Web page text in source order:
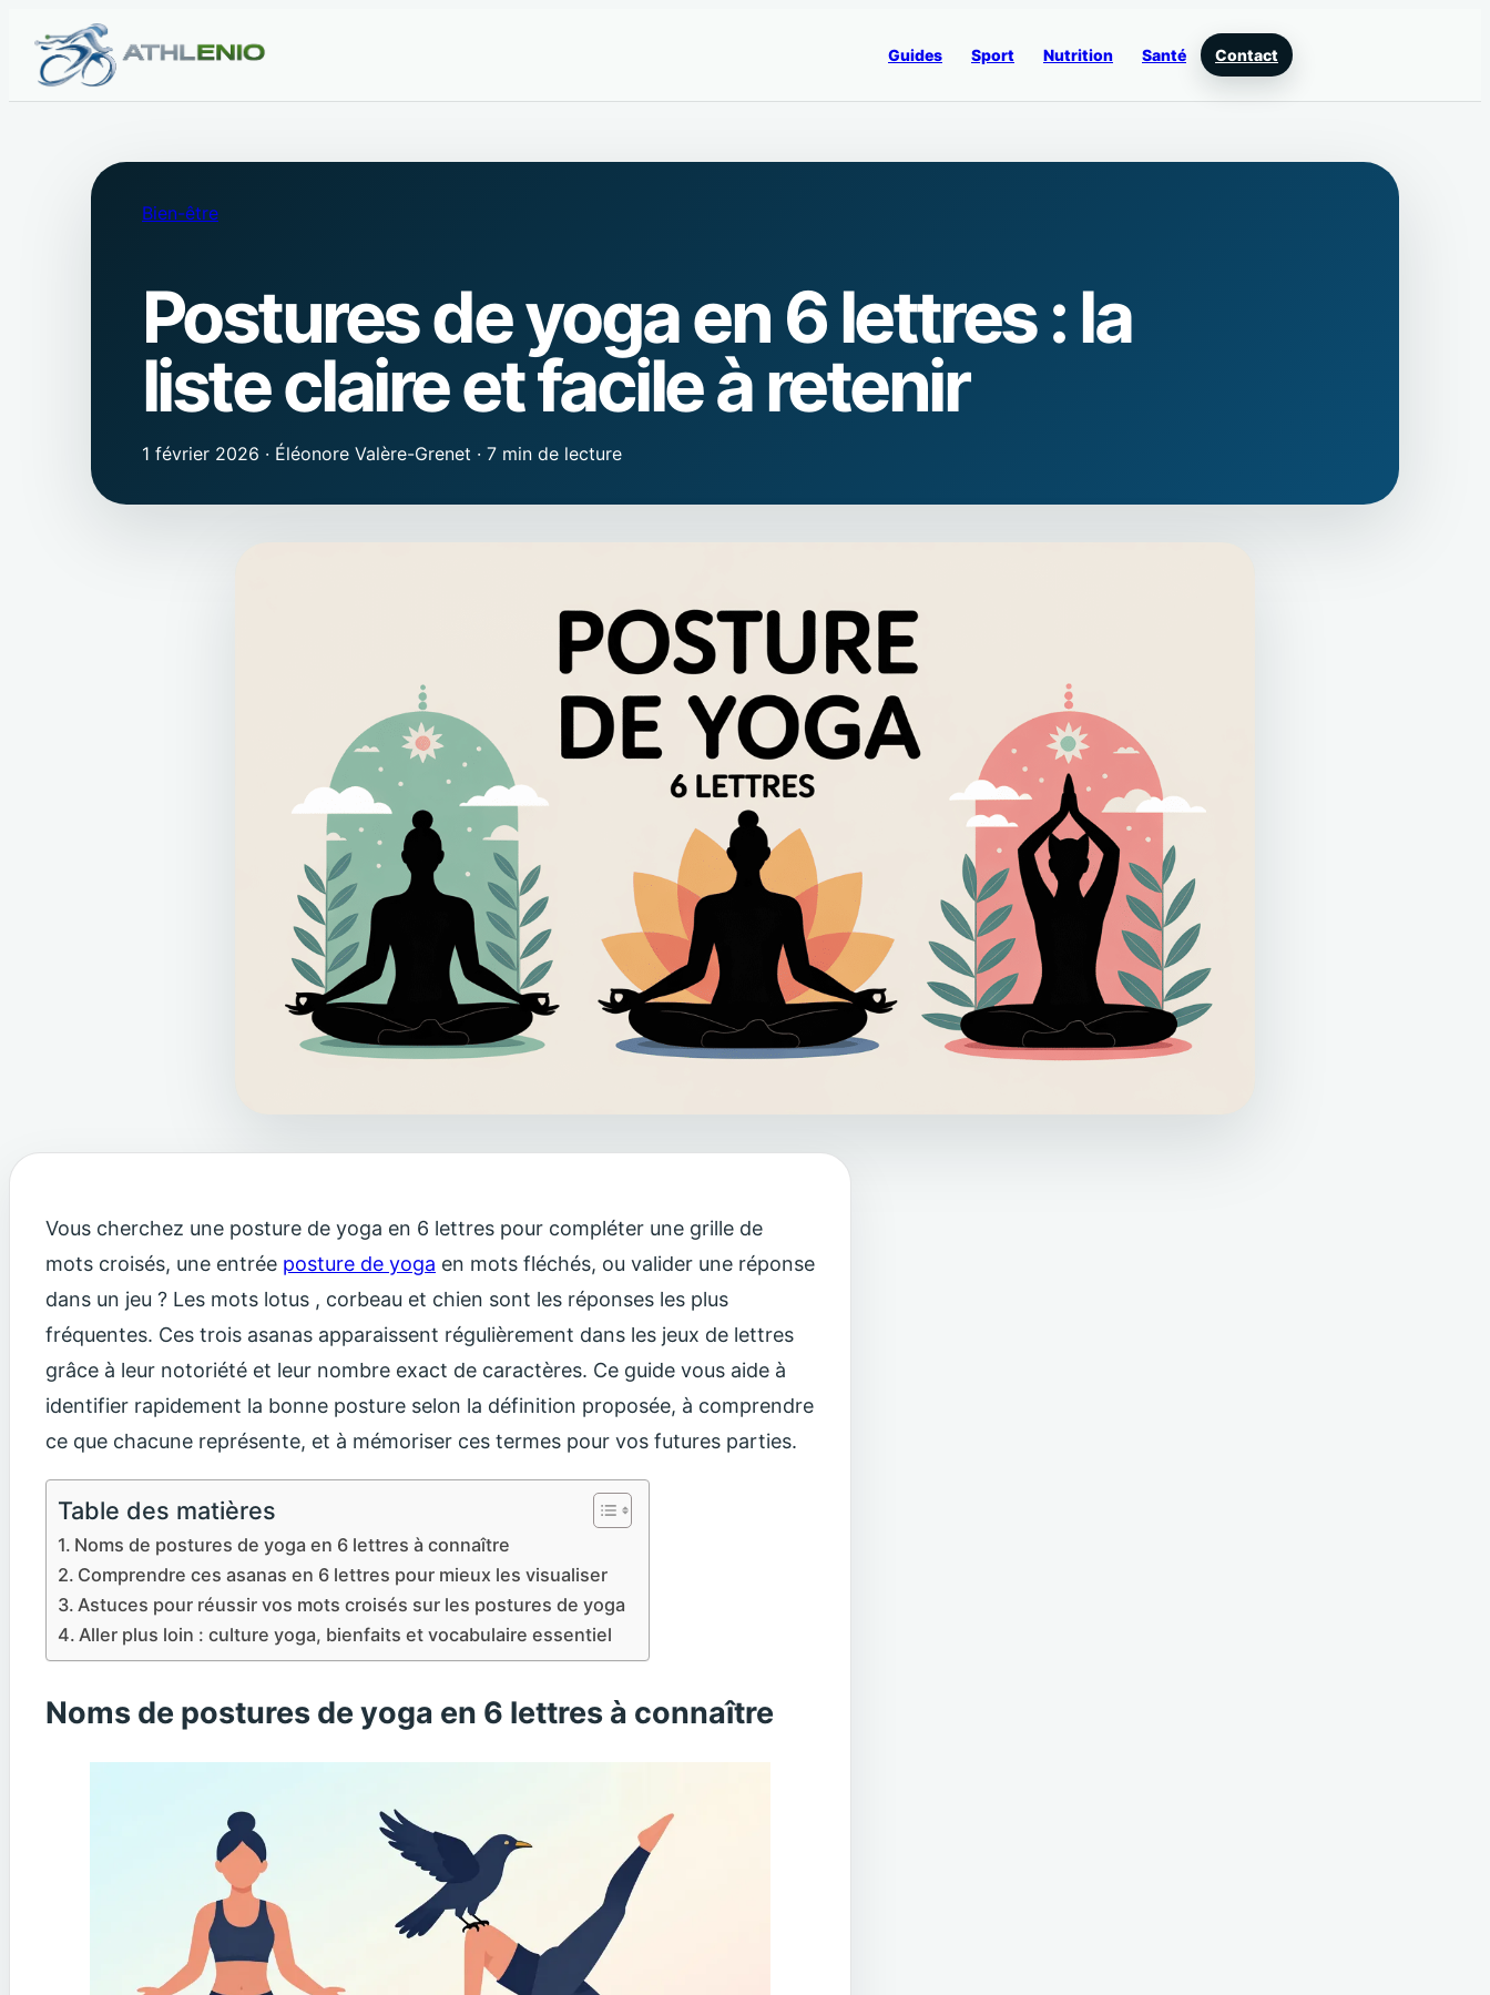
Guides Sport Nutrition Santé Contact
Bien-être
Postures de yoga en 6 lettres : la
liste claire et facile à retenir
1 février 2026 · Éléonore Valère-Grenet · 7 min de lecture
Vous cherchez une posture de yoga en 6 lettres pour compléter une grille de
mots croisés, une entrée posture de yoga en mots fléchés, ou valider une réponse
dans un jeu ? Les mots lotus , corbeau et chien sont les réponses les plus
fréquentes. Ces trois asanas apparaissent régulièrement dans les jeux de lettres
grâce à leur notoriété et leur nombre exact de caractères. Ce guide vous aide à
identifier rapidement la bonne posture selon la définition proposée, à comprendre
ce que chacune représente, et à mémoriser ces termes pour vos futures parties.
Table des matières
Noms de postures de yoga en 6 lettres à connaître
Comprendre ces asanas en 6 lettres pour mieux les visualiser
Astuces pour réussir vos mots croisés sur les postures de yoga
Aller plus loin : culture yoga, bienfaits et vocabulaire essentiel
Noms de postures de yoga en 6 lettres à connaître